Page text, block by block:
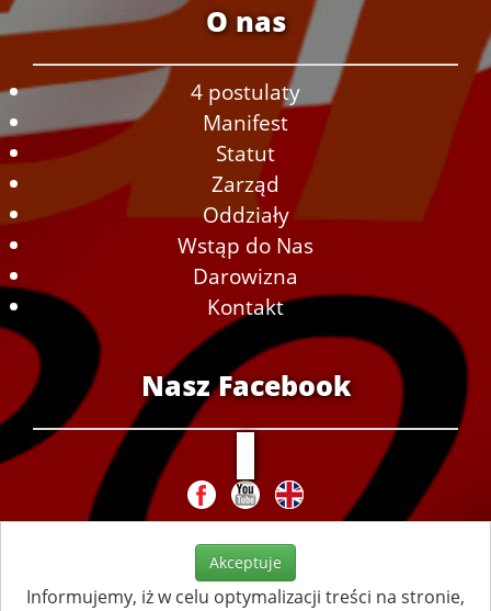
O nas
4 postulaty
Manifest
Statut
Zarząd
Oddziały
Wstąp do Nas
Darowizna
Kontakt
Nasz Facebook
Akceptuje
Informujemy, iż w celu optymalizacji treści na stronie,